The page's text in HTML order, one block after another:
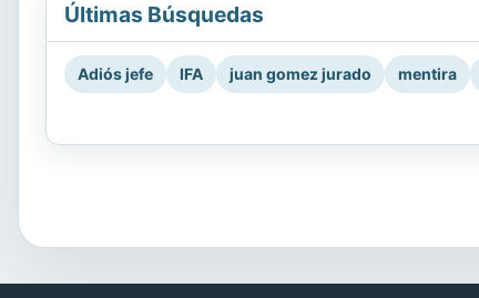
Últimas Búsquedas
Adiós jefe IFA juan gomez jurado mentira